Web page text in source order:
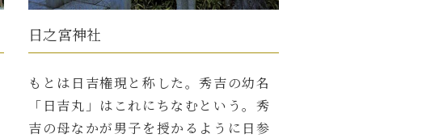
日之宮神社
もとは日吉権現と称した。秀吉の幼名
「日吉丸」はこれにちなむという。秀
吉の母なかが男子を授かるように日参